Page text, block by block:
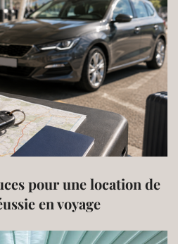
pour une location de
en voyage